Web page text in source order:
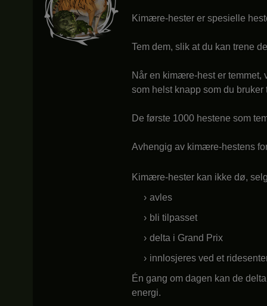
Kimære-hester er spesielle
Tem dem, slik at du kan trene
Når en kimære-hest er temmet,
som helst knapp som du
De første 1000 hestene som
Avhengig av kimære-hestens
Kimære-hester kan ikke dø,
avles
bli tilpasset
delta i Grand Prix
innlosjeres ved et
Én gang om dagen kan de
energi.